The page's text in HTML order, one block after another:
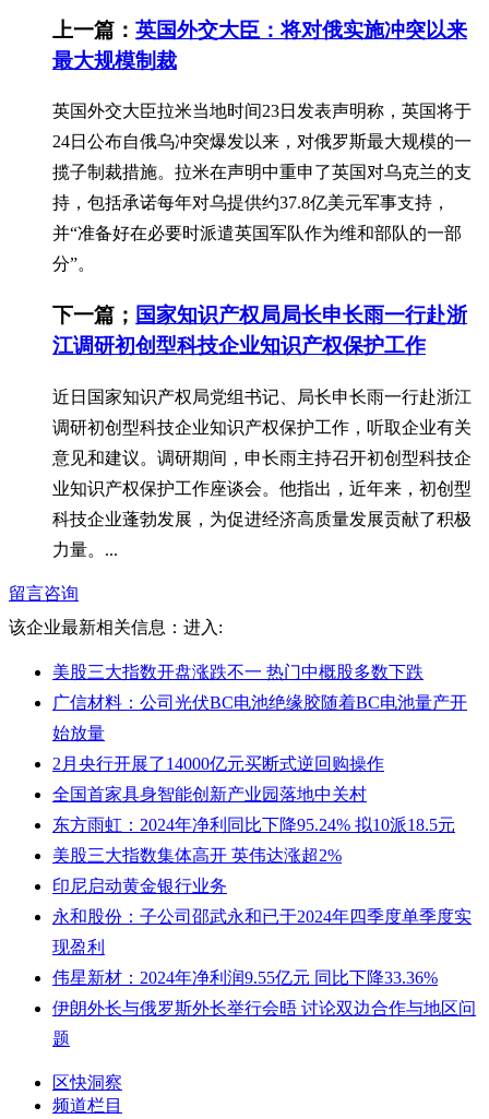
上一篇： 英国外交大臣：将对俄实施冲突以来
最大规模制裁
英国外交大臣拉米当地时间23日发表声明称，英国将于
24日公布自俄乌冲突爆发以来，对俄罗斯最大规模的一
揽子制裁措施。拉米在声明中重申了英国对乌克兰的支
持，包括承诺每年对乌提供约37.8亿美元军事支持，
并“准备好在必要时派遣英国军队作为维和部队的一部
分”。
下一篇； 国家知识产权局局长申长雨一行赴浙
江调研初创型科技企业知识产权保护工作
近日国家知识产权局党组书记、局长申长雨一行赴浙江
调研初创型科技企业知识产权保护工作，听取企业有关
意见和建议。调研期间，申长雨主持召开初创型科技企
业知识产权保护工作座谈会。他指出，近年来，初创型
科技企业蓬勃发展，为促进经济高质量发展贡献了积极
力量。...
留言咨询
该企业最新相关信息： 进入:
美股三大指数开盘涨跌不一 热门中概股多数下跌
广信材料：公司光伏BC电池绝缘胶随着BC电池量产开
始放量
2月央行开展了14000亿元买断式逆回购操作
全国首家具身智能创新产业园落地中关村
东方雨虹：2024年净利同比下降95.24% 拟10派18.5元
美股三大指数集体高开 英伟达涨超2%
印尼启动黄金银行业务
永和股份：子公司邵武永和已于2024年四季度单季度实
现盈利
伟星新材：2024年净利润9.55亿元 同比下降33.36%
伊朗外长与俄罗斯外长举行会晤 讨论双边合作与地区问
题
区快洞察
频道栏目